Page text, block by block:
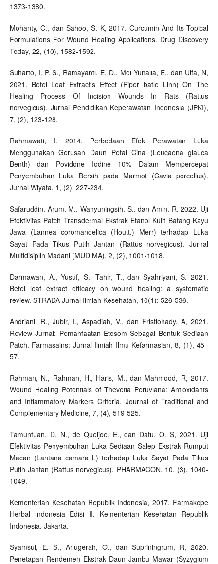
1373-1380.
Mohanty, C., dan Sahoo, S. K, 2017. Curcumin And Its Topical
Formulations For Wound Healing Applications. Drug Discovery
Today, 22, (10), 1582-1592.
Suharto, I. P. S., Ramayanti, E. D., Mei Yunalia, E., dan Ulfa, N,
2021. Betel Leaf Extract’s Effect (Piper batle Linn) On The
Healing Process Of Incision Wounds In Rats (Rattus
norvegicus). Jurnal Pendidikan Keperawatan Indonesia (JPKI),
7, (2), 123-128.
Rahmawati, I. 2014. Perbedaan Efek Perawatan Luka
Menggunakan Gerusan Daun Petai Cina (Leucaena glauca
Benth) dan Povidone Iodine 10% Dalam Mempercepat
Penyembuhan Luka Bersih pada Marmot (Cavia porcellus).
Jurnal Wiyata, 1, (2), 227-234.
Safaruddin, Arum, M., Wahyuningsih, S., dan Amin, R, 2022. Uji
Efektivitas Patch Transdermal Ekstrak Etanol Kulit Batang Kayu
Jawa (Lannea coromandelica (Houtt.) Merr) terhadap Luka
Sayat Pada Tikus Putih Jantan (Rattus norvegicus). Jurnal
Multidisiplin Madani (MUDIMA), 2, (2), 1001-1018.
Darmawan, A., Yusuf, S., Tahir, T., dan Syahriyani, S. 2021.
Betel leaf extract efficacy on wound healing: a systematic
review. STRADA Jurnal Ilmiah Kesehatan, 10(1): 526-536.
Andriani, R., Jubir, I., Aspadiah, V., dan Fristiohady, A, 2021.
Review Jurnal: Pemanfaatan Etosom Sebagai Bentuk Sediaan
Patch. Farmasains: Jurnal Ilmiah Ilmu Kefarmasian, 8, (1), 45–
57.
Rahman, N., Rahman, H., Haris, M., dan Mahmood, R, 2017.
Wound Healing Potentials of Thevetia Peruviana: Antioxidants
and Inflammatory Markers Criteria. Journal of Traditional and
Complementary Medicine, 7, (4), 519-525.
Tamuntuan, D. N., de Queljoe, E., dan Datu, O. S, 2021. Uji
Efektivitas Penyembuhan Luka Sediaan Salep Ekstrak Rumput
Macan (Lantana camara L) terhadap Luka Sayat Pada Tikus
Putih Jantan (Rattus norvegicus). PHARMACON, 10, (3), 1040-
1049.
Kementerian Kesehatan Republik Indonesia, 2017. Farmakope
Herbal Indonesia Edisi II. Kementerian Kesehatan Republik
Indonesia. Jakarta.
Syamsul, E. S., Anugerah, O., dan Supriningrum, R, 2020.
Penetapan Rendemen Ekstrak Daun Jambu Mawar (Syzygium